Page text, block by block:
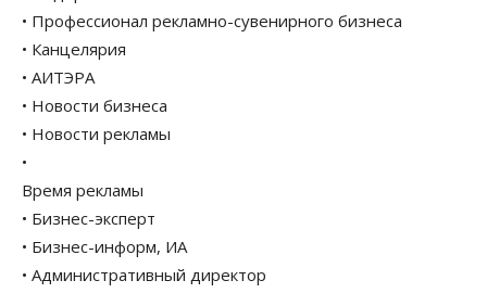
• Профессионал рекламно-сувенирного бизнеса
• Канцелярия
• АИТЭРА
• Новости бизнеса
• Новости рекламы
•
Время рекламы
• Бизнес-эксперт
• Бизнес-информ, ИА
• Административный директор